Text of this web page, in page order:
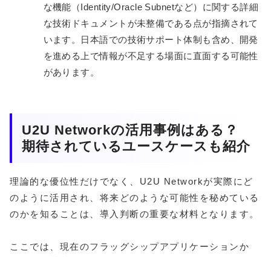
な機能（Identity/Oracle Subnetなど）に関する詳細
な技術ドキュメントが未整備である点が指摘されて
います。日本語での技術サポート体制も含め、開発
を進める上で情報が不足する場面に直面する可能性
があります。
U2U Networkの活用事例はある？
期待されているユースケースも紹介
理論的な優位性だけでなく、U2U Networkが実際にど
のように活用され、将来どのような可能性を秘めている
のかを知ることは、導入判断の重要な材料となります。
ここでは、現在のフラッグシップアプリケーションか